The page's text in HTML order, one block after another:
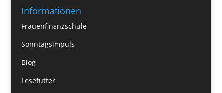
Informationen
Frauenfinanzschule
Sonntagsimpuls
Blog
Lesefutter